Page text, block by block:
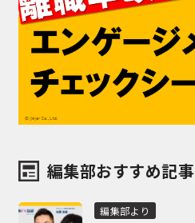
編集部おすすめ記事
編集部より